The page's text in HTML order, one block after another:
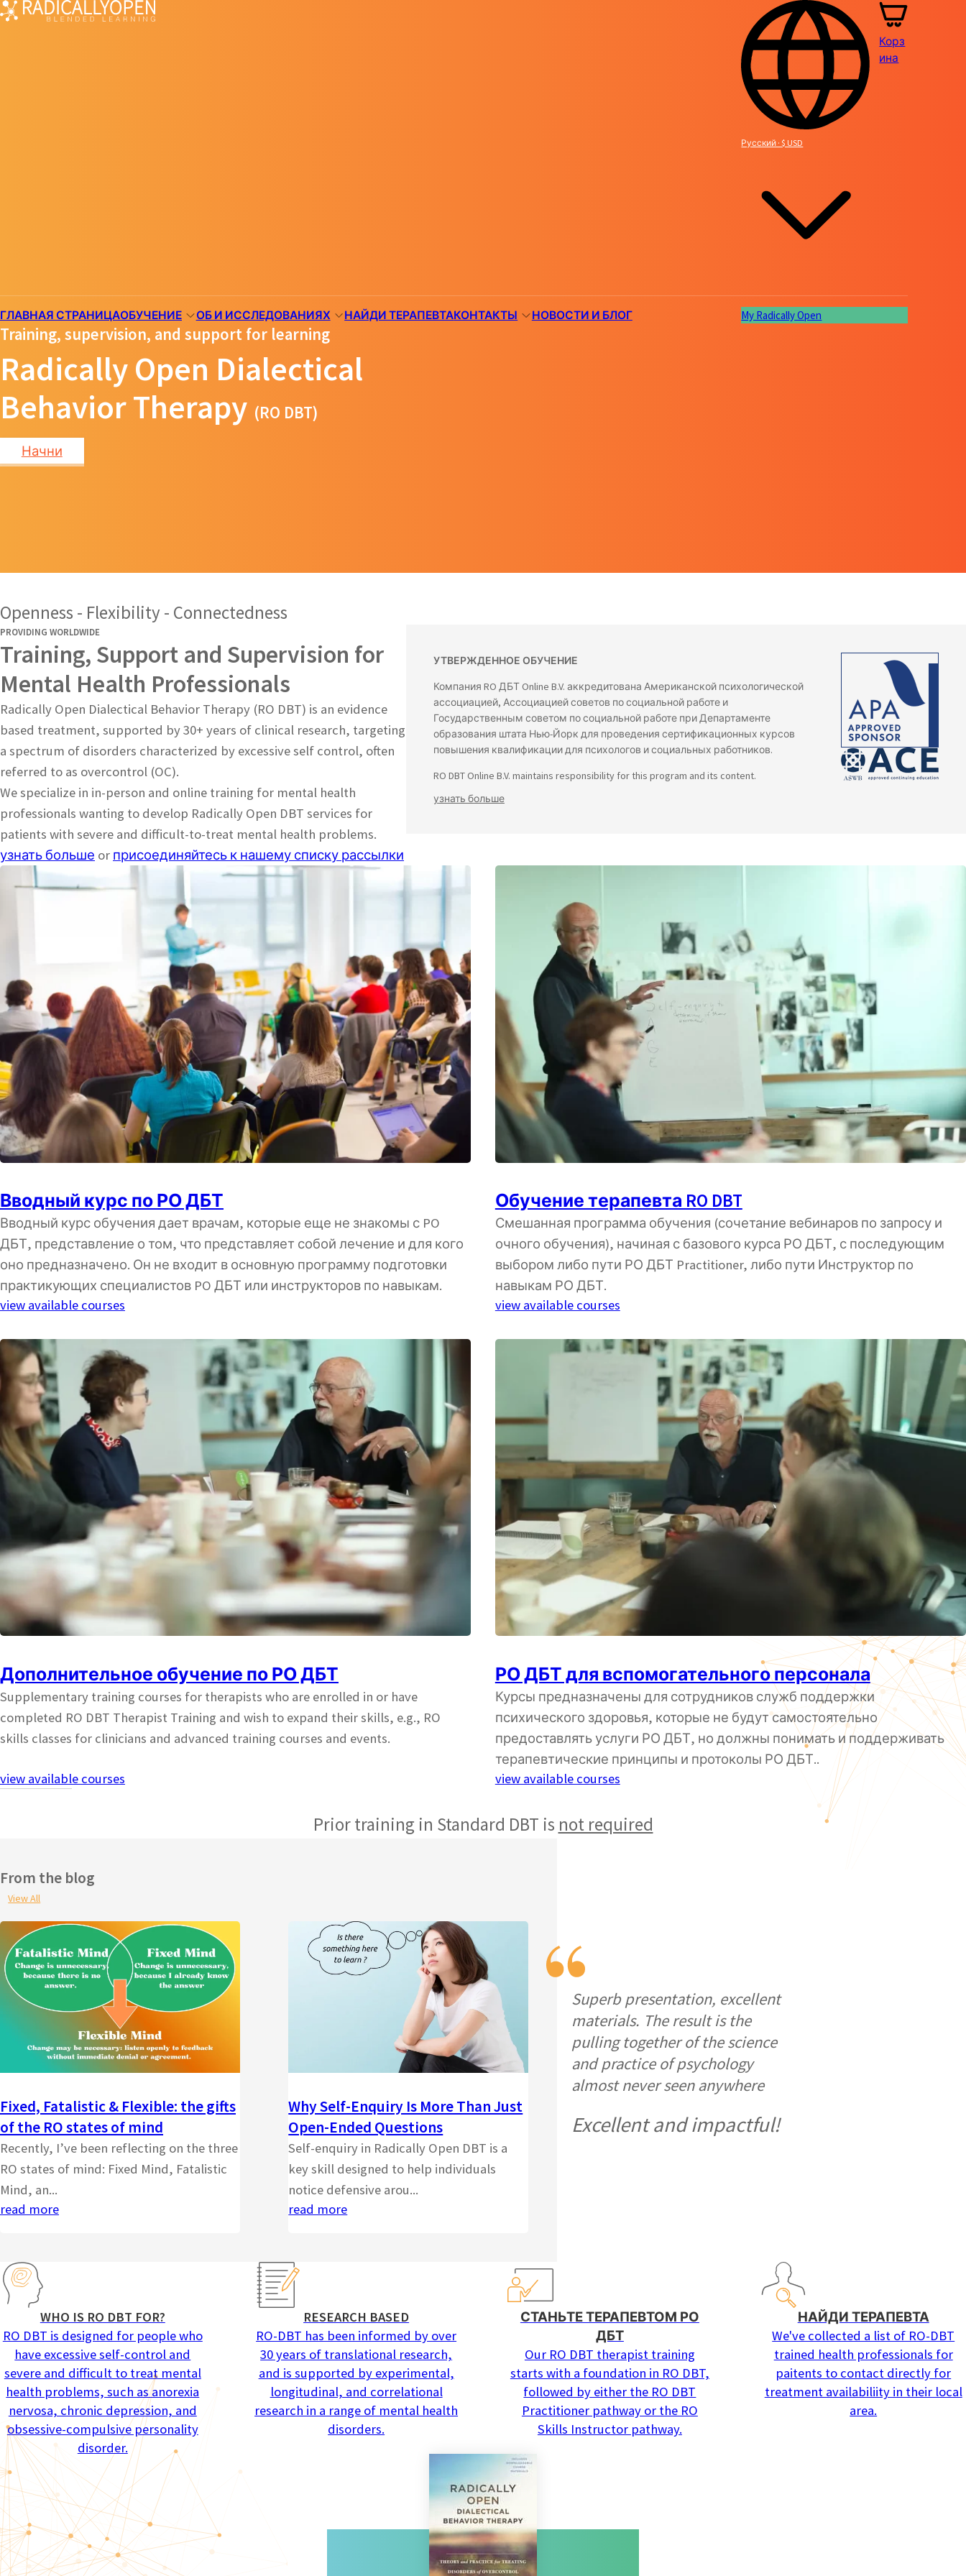
Русский · $ USD
Корз
ина
ГЛАВНАЯ СТРАНИЦАОБУЧЕНИЕ ОБ И ИССЛЕДОВАНИЯХ НАЙДИ ТЕРАПЕВТАКОНТАКТЫ НОВОСТИ И БЛОГ My Radically Open
Training, supervision, and support for learning
Radically Open Dialectical
Behavior Therapy (RO DBT)
Начни
Openness - Flexibility - Connectedness
PROVIDING WORLDWIDE
Training, Support and Supervision for
Mental Health Professionals
Radically Open Dialectical Behavior Therapy (RO DBT) is an evidence
based treatment, supported by 30+ years of clinical research, targeting
a spectrum of disorders characterized by excessive self control, often
referred to as overcontrol (OC).
We specialize in in-person and online training for mental health
professionals wanting to develop Radically Open DBT services for
patients with severe and difficult-to-treat mental health problems.
узнать больше or присоединяйтесь к нашему списку рассылки
УТВЕРЖДЕННОЕ ОБУЧЕНИЕ
Компания RO ДБТ Online B.V. аккредитована Американской психологической
ассоциацией, Ассоциацией советов по социальной работе и
Государственным советом по социальной работе при Департаменте
образования штата Нью-Йорк для проведения сертификационных курсов
повышения квалификации для психологов и социальных работников.
RO DBT Online B.V. maintains responsibility for this program and its content.
узнать больше
Вводный курс по РО ДБТ
Вводный курс обучения дает врачам, которые еще не знакомы с PO
ДБТ, представление о том, что представляет собой лечение и для кого
оно предназначено. Он не входит в основную программу подготовки
практикующих специалистов PO ДБТ или инструкторов по навыкам.
view available courses
Обучение терапевта RO DBT
Смешанная программа обучения (сочетание вебинаров по запросу и
очного обучения), начиная с базового курса РО ДБТ, с последующим
выбором либо пути РО ДБТ Practitioner, либо пути Инструктор по
навыкам РО ДБТ.
view available courses
Дополнительное обучение по РО ДБТ
Supplementary training courses for therapists who are enrolled in or have
completed RO DBT Therapist Training and wish to expand their skills, e.g., RO
skills classes for clinicians and advanced training courses and events.
view available courses
РО ДБТ для вспомогательного персонала
Курсы предназначены для сотрудников служб поддержки
психического здоровья, которые не будут самостоятельно
предоставлять услуги РО ДБТ, но должны понимать и поддерживать
терапевтические принципы и протоколы РО ДБТ..
view available courses
Prior training in Standard DBT is not required
From the blog
View All
Fixed, Fatalistic & Flexible: the gifts
of the RO states of mind
Recently, I’ve been reflecting on the three
RO states of mind: Fixed Mind, Fatalistic
Mind, an...
read more
Why Self-Enquiry Is More Than Just
Open-Ended Questions
Self-enquiry in Radically Open DBT is a
key skill designed to help individuals
notice defensive arou...
read more
Superb presentation, excellent
materials. The result is the
pulling together of the science
and practice of psychology
almost never seen anywhere
Excellent and impactful!
WHO IS RO DBT FOR?
RO DBT is designed for people who
have excessive self-control and
severe and difficult to treat mental
health problems, such as anorexia
nervosa, chronic depression, and
obsessive-compulsive personality
disorder.
RESEARCH BASED
RO-DBT has been informed by over
30 years of translational research,
and is supported by experimental,
longitudinal, and correlational
research in a range of mental health
disorders.
СТАНЬТЕ ТЕРАПЕВТОМ РО
ДБТ
Our RO DBT therapist training
starts with a foundation in RO DBT,
followed by either the RO DBT
Practitioner pathway or the RO
Skills Instructor pathway.
НАЙДИ ТЕРАПЕВТА
We've collected a list of RO-DBT
trained health professionals for
paitents to contact directly for
treatment availabiliity in their local
area.